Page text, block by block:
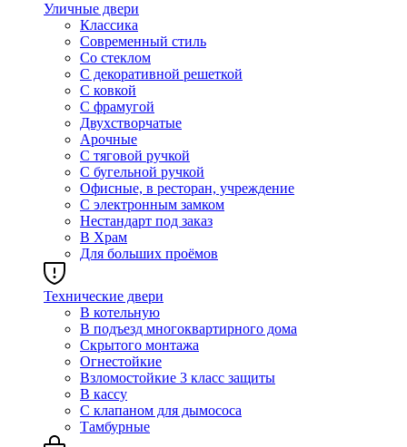
Уличные двери
Классика
Современный стиль
Со стеклом
С декоративной решеткой
С ковкой
С фрамугой
Двухстворчатые
Арочные
С тяговой ручкой
С бугельной ручкой
Офисные, в ресторан, учреждение
С электронным замком
Нестандарт под заказ
В Храм
Для больших проёмов
Технические двери
В котельную
В подъезд многоквартирного дома
Скрытого монтажа
Огнестойкие
Взломостойкие 3 класс защиты
В кассу
С клапаном для дымососа
Тамбурные